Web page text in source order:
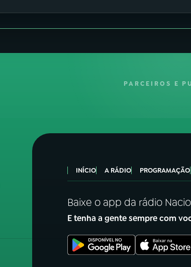
PARCEIROS E
INÍCIO A RÁDIO PROGRAMAÇÃO
Baixe o app da rádio
E tenha a gente sempre com